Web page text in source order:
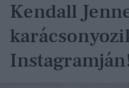
Kendall